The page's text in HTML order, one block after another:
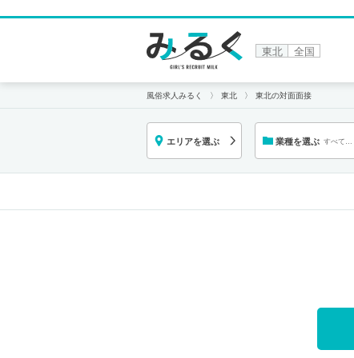
東北 全国
風俗求人みるく 東北 東北の対面面接
エリアを選ぶ 業種を選ぶ すべての